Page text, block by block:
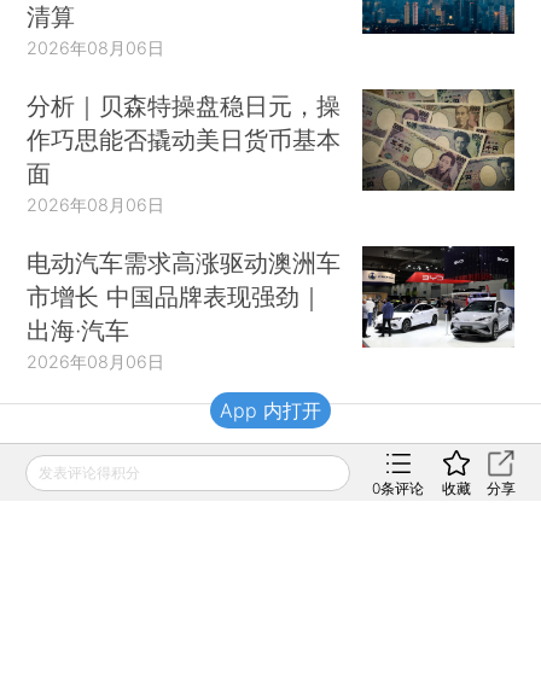
清算
2026年08月06日
分析｜贝森特操盘稳日元，操
作巧思能否撬动美日货币基本
面
2026年08月06日
电动汽车需求高涨驱动澳洲车
市增长 中国品牌表现强劲｜
出海·汽车
2026年08月06日
财新移动
发表评论得积分
0条评论 收藏 分享
App 内打开